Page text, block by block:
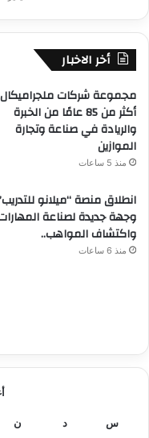
أخر الاخبار
مجموعة شركات
أكثر من 85 عامًا من الخبرة
والريادة في صناعة وتجارة
الموازين
منذ 5 ساعات
انطلاق منصة “ميلانو
وجهة جديدة لصناعة
واكتشاف المواهب..
منذ 6 ساعات
س د ن